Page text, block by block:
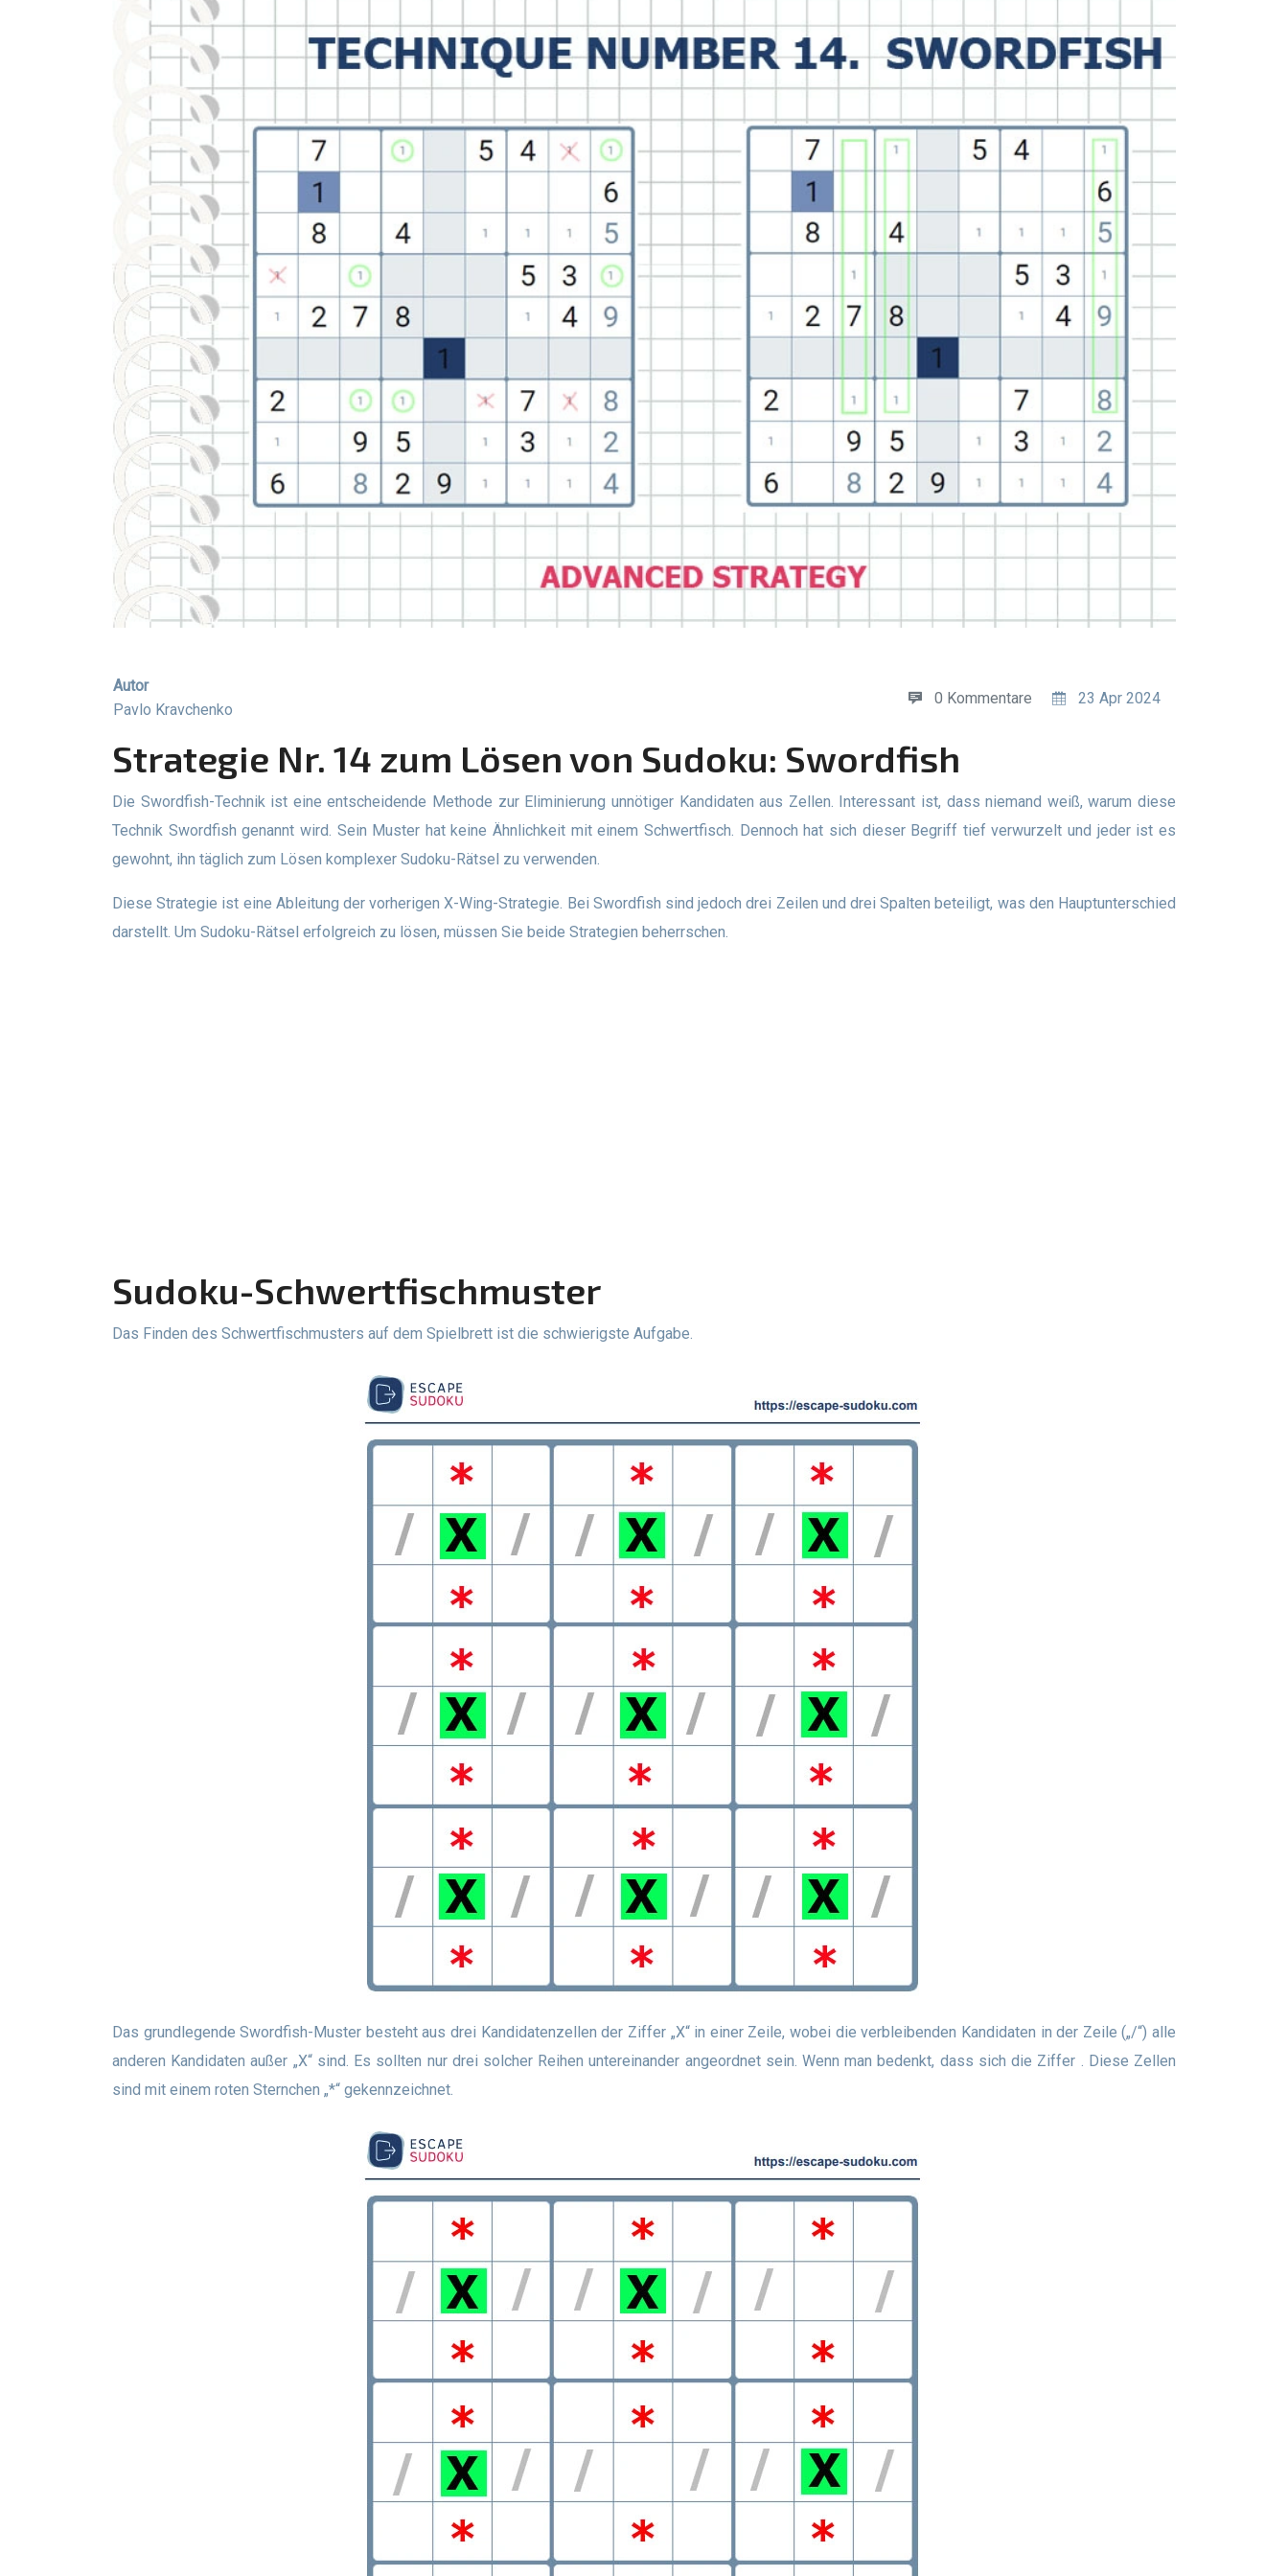
Autor
Pavlo Kravchenko
0 Kommentare 23 Apr 2024
Strategie Nr. 14 zum Lösen von Sudoku: Swordfish
Die Swordfish-Technik ist eine entscheidende Methode zur Eliminierung unnötiger Kandidaten aus Zellen. Interessant ist, dass niemand weiß, warum diese
Technik Swordfish genannt wird. Sein Muster hat keine Ähnlichkeit mit einem Schwertfisch. Dennoch hat sich dieser Begriff tief verwurzelt und jeder ist es
gewohnt, ihn täglich zum Lösen komplexer Sudoku-Rätsel zu verwenden.
Diese Strategie ist eine Ableitung der vorherigen X-Wing-Strategie. Bei Swordfish sind jedoch drei Zeilen und drei Spalten beteiligt, was den Hauptunterschied
darstellt. Um Sudoku-Rätsel erfolgreich zu lösen, müssen Sie beide Strategien beherrschen.
Sudoku-Schwertfischmuster
Das Finden des Schwertfischmusters auf dem Spielbrett ist die schwierigste Aufgabe.
Das grundlegende Swordfish-Muster besteht aus drei Kandidatenzellen der Ziffer „X“ in einer Zeile, wobei die verbleibenden Kandidaten in der Zeile („/“) alle
anderen Kandidaten außer „X“ sind. Es sollten nur drei solcher Reihen untereinander angeordnet sein. Wenn man bedenkt, dass sich die Ziffer . Diese Zellen
sind mit einem roten Sternchen „*“ gekennzeichnet.